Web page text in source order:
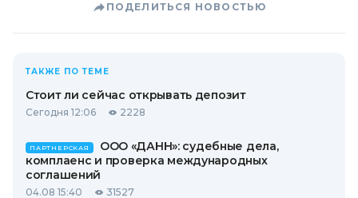
ПОДЕЛИТЬСЯ НОВОСТЬЮ
ТАКЖЕ ПО ТЕМЕ
Стоит ли сейчас открывать депозит
Сегодня 12:06 2228
ПАРТНЕРСКАЯ
ООО «ДАНН»: судебные дела,
комплаенс и проверка международных
соглашений
04.08 15:40 31527